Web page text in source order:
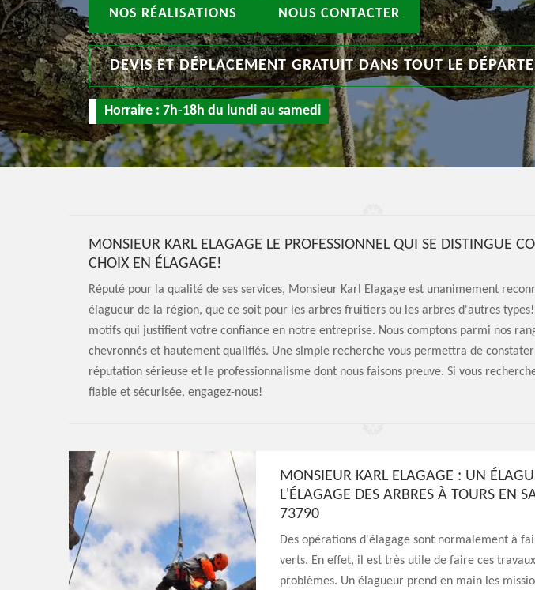
NOS RÉALISATIONS NOUS CONTACTER
DEVIS ET DÉPLACEMENT GRATUIT DANS TOUT LE
Horraire : 7h-18h du lundi au samedi
MONSIEUR KARL ELAGAGE LE PROFESSIONNEL QUI SE DISTINGUE
CHOIX EN ÉLAGAGE!
Réputé pour la qualité de ses services, Monsieur Karl Elagage est unanimement
élagueur de la région, que ce soit pour les arbres fruitiers ou les arbres d'autres
motifs qui justifient votre confiance en notre entreprise. Nous comptons parmi nos
chevronnés et hautement qualifiés. Une simple recherche vous permettra de
réputation sérieuse et le professionnalisme dont nous faisons preuve. Si vous
fiable et sécurisée, engagez-nous!
MONSIEUR KARL ELAGAGE : UN
L'ÉLAGAGE DES ARBRES À TOURS EN
73790
Des opérations d'élagage sont normalement à
verts. En effet, il est très utile de faire ces
problèmes. Un élagueur prend en main les